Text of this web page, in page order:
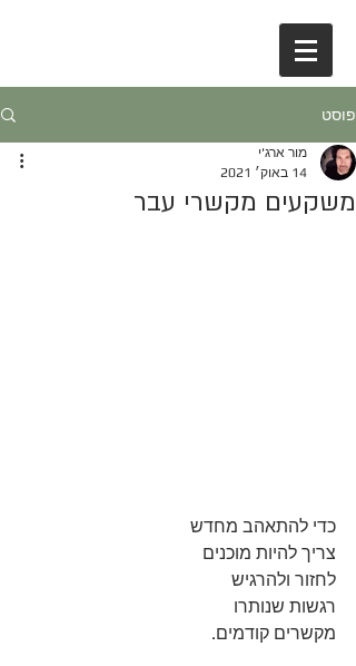
פוסט
משקעים מקשרי עבר
מור ארג'י
14 באוק׳ 2021
כדי להתאהב מחדש
צריך להיות מוכנים
לחזור ולהרגיש
רגשות שנותרו
מקשרים קודמים.